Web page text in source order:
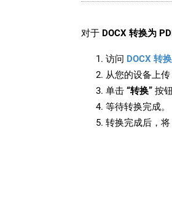
对于 DOCX 转换为
访问 DOCX 转
从您的设备上传
单击 “转换” 按钮
等待转换完成。
转换完成后，将